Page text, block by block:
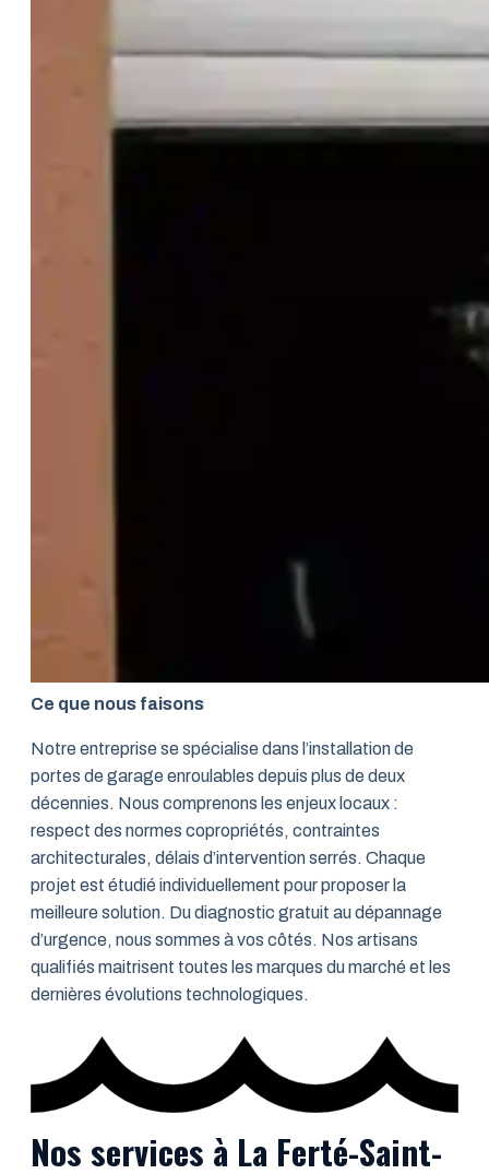
Ce que nous faisons
Notre entreprise se spécialise dans l’installation de
portes de garage enroulables depuis plus de deux
décennies. Nous comprenons les enjeux locaux :
respect des normes copropriétés, contraintes
architecturales, délais d’intervention serrés. Chaque
projet est étudié individuellement pour proposer la
meilleure solution. Du diagnostic gratuit au dépannage
d’urgence, nous sommes à vos côtés. Nos artisans
qualifiés maitrisent toutes les marques du marché et les
dernières évolutions technologiques.
Nos services à La Ferté-Saint-